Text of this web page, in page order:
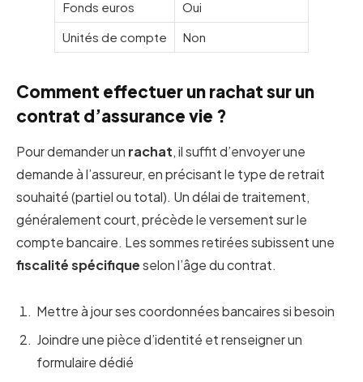
Fonds euros
Oui
Unités de compte
Non
Comment effectuer un rachat sur un
contrat d’assurance vie ?
Pour demander un rachat, il suffit d’envoyer une
demande à l’assureur, en précisant le type de retrait
souhaité (partiel ou total). Un délai de traitement,
généralement court, précède le versement sur le
compte bancaire. Les sommes retirées subissent une
fiscalité spécifiqueselon l’âge du contrat.
Mettre à jour ses coordonnées bancaires si besoin
Joindre une pièce d’identité et renseigner un
formulaire dédié